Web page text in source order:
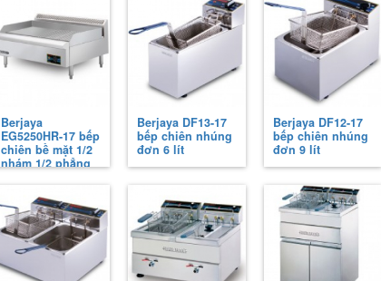
Berjaya
EG5250HR-17 bếp
chiên bề mặt 1/2
nhám 1/2 phẳng
Berjaya DF13-17
bếp chiên nhúng
đơn 6 lít
Berjaya DF12-17
bếp chiên nhúng
đơn 9 lít